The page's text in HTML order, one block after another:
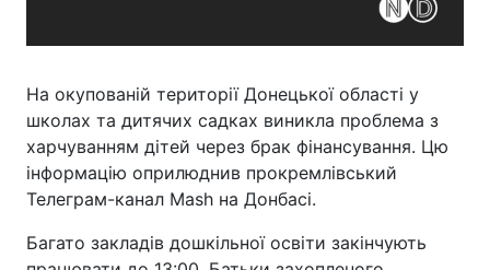
На окупованій території Донецької області у
школах та дитячих садках виникла проблема з
харчуванням дітей через брак фінансування. Цю
інформацію оприлюднив прокремлівський
Телеграм-канал Mash на Донбасі.
Багато закладів дошкільної освіти закінчують